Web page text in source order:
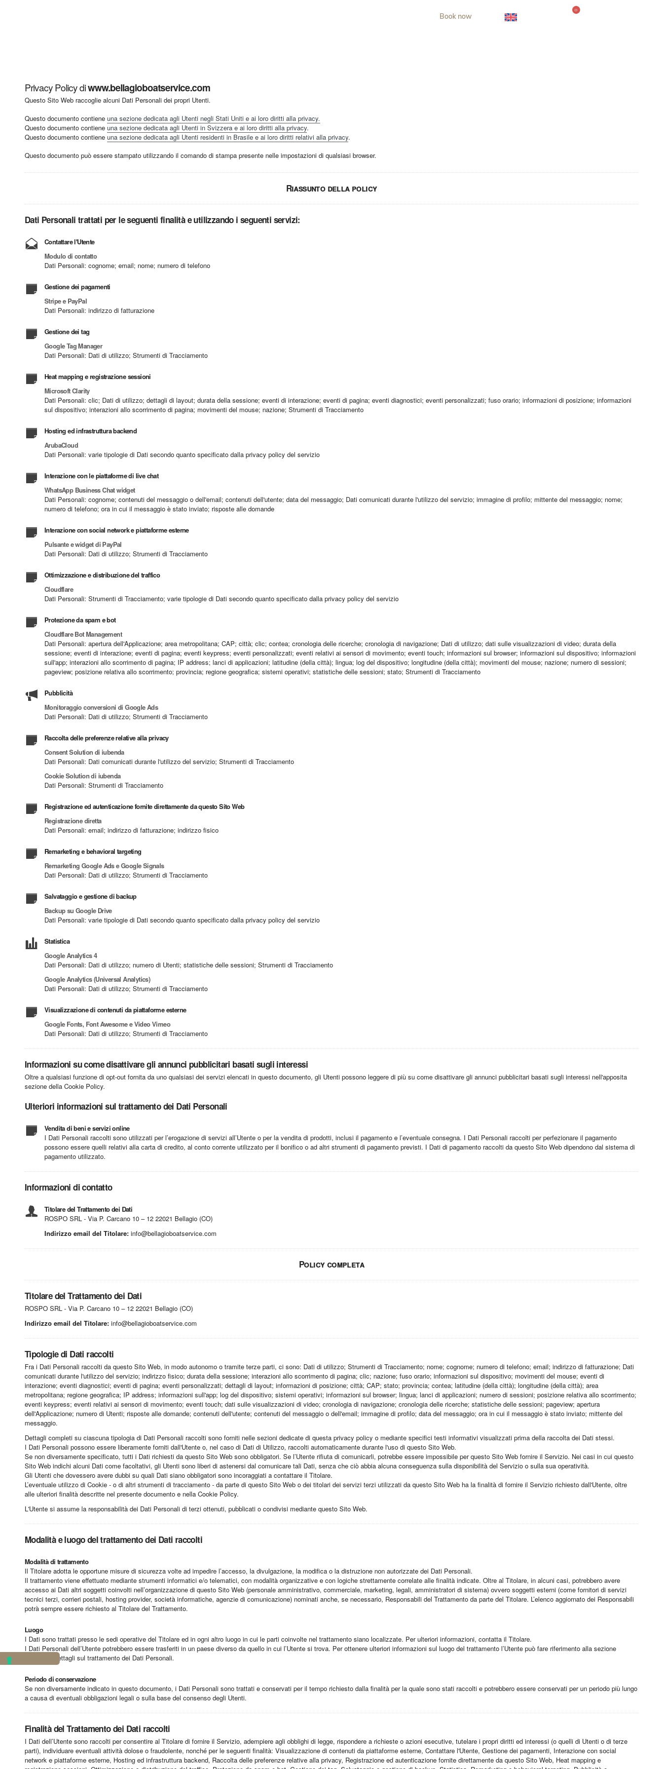
Book now
0
Privacy Policy diwww.bellagioboatservice.com
Questo Sito Web raccoglie alcuni Dati Personali dei propri Utenti.
Questo documento contiene una sezione dedicata agli Utenti negli Stati Uniti e ai loro diritti alla privacy.
Questo documento contiene una sezione dedicata agli Utenti in Svizzera e ai loro diritti alla privacy.
Questo documento contiene una sezione dedicata agli Utenti residenti in Brasile e ai loro diritti relativi alla privacy.
Questo documento può essere stampato utilizzando il comando di stampa presente nelle impostazioni di qualsiasi browser.
Riassunto della policy
Dati Personali trattati per le seguenti finalità e utilizzando i seguenti servizi:
Contattare l'Utente
Modulo di contatto
Dati Personali: cognome; email; nome; numero di telefono
Gestione dei pagamenti
Stripe e PayPal
Dati Personali: indirizzo di fatturazione
Gestione dei tag
Google Tag Manager
Dati Personali: Dati di utilizzo; Strumenti di Tracciamento
Heat mapping e registrazione sessioni
Microsoft Clarity
Dati Personali: clic; Dati di utilizzo; dettagli di layout; durata della sessione; eventi di interazione; eventi di pagina; eventi diagnostici; eventi personalizzati; fuso orario; informazioni di posizione; informazioni
sul dispositivo; interazioni allo scorrimento di pagina; movimenti del mouse; nazione; Strumenti di Tracciamento
Hosting ed infrastruttura backend
ArubaCloud
Dati Personali: varie tipologie di Dati secondo quanto specificato dalla privacy policy del servizio
Interazione con le piattaforme di live chat
WhatsApp Business Chat widget
Dati Personali: cognome; contenuti del messaggio o dell'email; contenuti dell'utente; data del messaggio; Dati comunicati durante l'utilizzo del servizio; immagine di profilo; mittente del messaggio; nome;
numero di telefono; ora in cui il messaggio è stato inviato; risposte alle domande
Interazione con social network e piattaforme esterne
Pulsante e widget di PayPal
Dati Personali: Dati di utilizzo; Strumenti di Tracciamento
Ottimizzazione e distribuzione del traffico
Cloudflare
Dati Personali: Strumenti di Tracciamento; varie tipologie di Dati secondo quanto specificato dalla privacy policy del servizio
Protezione da spam e bot
Cloudflare Bot Management
Dati Personali: apertura dell'Applicazione; area metropolitana; CAP; città; clic; contea; cronologia delle ricerche; cronologia di navigazione; Dati di utilizzo; dati sulle visualizzazioni di video; durata della
sessione; eventi di interazione; eventi di pagina; eventi keypress; eventi personalizzati; eventi relativi ai sensori di movimento; eventi touch; informazioni sul browser; informazioni sul dispositivo; informazioni
sull'app; interazioni allo scorrimento di pagina; IP address; lanci di applicazioni; latitudine (della città); lingua; log del dispositivo; longitudine (della città); movimenti del mouse; nazione; numero di sessioni;
pageview; posizione relativa allo scorrimento; provincia; regione geografica; sistemi operativi; statistiche delle sessioni; stato; Strumenti di Tracciamento
Pubblicità
Monitoraggio conversioni di Google Ads
Dati Personali: Dati di utilizzo; Strumenti di Tracciamento
Raccolta delle preferenze relative alla privacy
Consent Solution di iubenda
Dati Personali: Dati comunicati durante l'utilizzo del servizio; Strumenti di Tracciamento
Cookie Solution di iubenda
Dati Personali: Strumenti di Tracciamento
Registrazione ed autenticazione fornite direttamente da questo Sito Web
Registrazione diretta
Dati Personali: email; indirizzo di fatturazione; indirizzo fisico
Remarketing e behavioral targeting
Remarketing Google Ads e Google Signals
Dati Personali: Dati di utilizzo; Strumenti di Tracciamento
Salvataggio e gestione di backup
Backup su Google Drive
Dati Personali: varie tipologie di Dati secondo quanto specificato dalla privacy policy del servizio
Statistica
Google Analytics 4
Dati Personali: Dati di utilizzo; numero di Utenti; statistiche delle sessioni; Strumenti di Tracciamento
Google Analytics (Universal Analytics)
Dati Personali: Dati di utilizzo; Strumenti di Tracciamento
Visualizzazione di contenuti da piattaforme esterne
Google Fonts, Font Awesome e Video Vimeo
Dati Personali: Dati di utilizzo; Strumenti di Tracciamento
Informazioni su come disattivare gli annunci pubblicitari basati sugli interessi
Oltre a qualsiasi funzione di opt-out fornita da uno qualsiasi dei servizi elencati in questo documento, gli Utenti possono leggere di più su come disattivare gli annunci pubblicitari basati sugli interessi nell'apposita
sezione della Cookie Policy.
Ulteriori informazioni sul trattamento dei Dati Personali
Vendita di beni e servizi online
I Dati Personali raccolti sono utilizzati per l’erogazione di servizi all’Utente o per la vendita di prodotti, inclusi il pagamento e l’eventuale consegna. I Dati Personali raccolti per perfezionare il pagamento
possono essere quelli relativi alla carta di credito, al conto corrente utilizzato per il bonifico o ad altri strumenti di pagamento previsti. I Dati di pagamento raccolti da questo Sito Web dipendono dal sistema di
pagamento utilizzato.
Informazioni di contatto
Titolare del Trattamento dei Dati
ROSPO SRL - Via P. Carcano 10 – 12 22021 Bellagio (CO)
Indirizzo email del Titolare: info@bellagioboatservice.com
Policy completa
Titolare del Trattamento dei Dati
ROSPO SRL - Via P. Carcano 10 – 12 22021 Bellagio (CO)
Indirizzo email del Titolare: info@bellagioboatservice.com
Tipologie di Dati raccolti
Fra i Dati Personali raccolti da questo Sito Web, in modo autonomo o tramite terze parti, ci sono: Dati di utilizzo; Strumenti di Tracciamento; nome; cognome; numero di telefono; email; indirizzo di fatturazione; Dati
comunicati durante l'utilizzo del servizio; indirizzo fisico; durata della sessione; interazioni allo scorrimento di pagina; clic; nazione; fuso orario; informazioni sul dispositivo; movimenti del mouse; eventi di
interazione; eventi diagnostici; eventi di pagina; eventi personalizzati; dettagli di layout; informazioni di posizione; città; CAP; stato; provincia; contea; latitudine (della città); longitudine (della città); area
metropolitana; regione geografica; IP address; informazioni sull'app; log del dispositivo; sistemi operativi; informazioni sul browser; lingua; lanci di applicazioni; numero di sessioni; posizione relativa allo scorrimento;
eventi keypress; eventi relativi ai sensori di movimento; eventi touch; dati sulle visualizzazioni di video; cronologia di navigazione; cronologia delle ricerche; statistiche delle sessioni; pageview; apertura
dell'Applicazione; numero di Utenti; risposte alle domande; contenuti dell'utente; contenuti del messaggio o dell'email; immagine di profilo; data del messaggio; ora in cui il messaggio è stato inviato; mittente del
messaggio.
Dettagli completi su ciascuna tipologia di Dati Personali raccolti sono forniti nelle sezioni dedicate di questa privacy policy o mediante specifici testi informativi visualizzati prima della raccolta dei Dati stessi.
I Dati Personali possono essere liberamente forniti dall'Utente o, nel caso di Dati di Utilizzo, raccolti automaticamente durante l'uso di questo Sito Web.
Se non diversamente specificato, tutti i Dati richiesti da questo Sito Web sono obbligatori. Se l’Utente rifiuta di comunicarli, potrebbe essere impossibile per questo Sito Web fornire il Servizio. Nei casi in cui questo
Sito Web indichi alcuni Dati come facoltativi, gli Utenti sono liberi di astenersi dal comunicare tali Dati, senza che ciò abbia alcuna conseguenza sulla disponibilità del Servizio o sulla sua operatività.
Gli Utenti che dovessero avere dubbi su quali Dati siano obbligatori sono incoraggiati a contattare il Titolare.
L’eventuale utilizzo di Cookie - o di altri strumenti di tracciamento - da parte di questo Sito Web o dei titolari dei servizi terzi utilizzati da questo Sito Web ha la finalità di fornire il Servizio richiesto dall'Utente, oltre
alle ulteriori finalità descritte nel presente documento e nella Cookie Policy.
L'Utente si assume la responsabilità dei Dati Personali di terzi ottenuti, pubblicati o condivisi mediante questo Sito Web.
Modalità e luogo del trattamento dei Dati raccolti
Modalità di trattamento
Il Titolare adotta le opportune misure di sicurezza volte ad impedire l’accesso, la divulgazione, la modifica o la distruzione non autorizzate dei Dati Personali.
Il trattamento viene effettuato mediante strumenti informatici e/o telematici, con modalità organizzative e con logiche strettamente correlate alle finalità indicate. Oltre al Titolare, in alcuni casi, potrebbero avere
accesso ai Dati altri soggetti coinvolti nell’organizzazione di questo Sito Web (personale amministrativo, commerciale, marketing, legali, amministratori di sistema) ovvero soggetti esterni (come fornitori di servizi
tecnici terzi, corrieri postali, hosting provider, società informatiche, agenzie di comunicazione) nominati anche, se necessario, Responsabili del Trattamento da parte del Titolare. L’elenco aggiornato dei Responsabili
potrà sempre essere richiesto al Titolare del Trattamento.
Luogo
I Dati sono trattati presso le sedi operative del Titolare ed in ogni altro luogo in cui le parti coinvolte nel trattamento siano localizzate. Per ulteriori informazioni, contatta il Titolare.
I Dati Personali dell’Utente potrebbero essere trasferiti in un paese diverso da quello in cui l’Utente si trova. Per ottenere ulteriori informazioni sul luogo del trattamento l’Utente può fare riferimento alla sezione
relativa ai dettagli sul trattamento dei Dati Personali.
Periodo di conservazione
Se non diversamente indicato in questo documento, i Dati Personali sono trattati e conservati per il tempo richiesto dalla finalità per la quale sono stati raccolti e potrebbero essere conservati per un periodo più lungo
a causa di eventuali obbligazioni legali o sulla base del consenso degli Utenti.
Finalità del Trattamento dei Dati raccolti
I Dati dell’Utente sono raccolti per consentire al Titolare di fornire il Servizio, adempiere agli obblighi di legge, rispondere a richieste o azioni esecutive, tutelare i propri diritti ed interessi (o quelli di Utenti o di terze
parti), individuare eventuali attività dolose o fraudolente, nonché per le seguenti finalità: Visualizzazione di contenuti da piattaforme esterne, Contattare l'Utente, Gestione dei pagamenti, Interazione con social
network e piattaforme esterne, Hosting ed infrastruttura backend, Raccolta delle preferenze relative alla privacy, Registrazione ed autenticazione fornite direttamente da questo Sito Web, Heat mapping e